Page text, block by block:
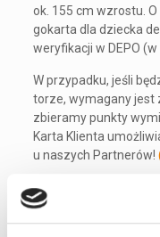
ok. 155 cm wzrostu.
gokarta dla dziecka
weryfikacji w DEPO
W przypadku, jeśli
torze, wymagany jest
zbieramy punkty
Karta Klienta
u naszych Partnerów!
Każdy Klient powinien
kask), która jest
Mogą ją Państwo